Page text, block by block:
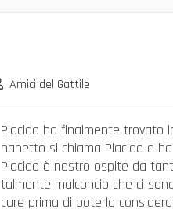
Amici del Gattile
Placido ha finalmente trovato
nanetto si chiama Placido e
Placido è nostro ospite da
talmente malconcio che ci
cure prima di poterlo